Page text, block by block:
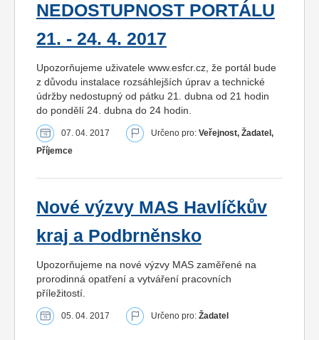
NEDOSTUPNOST PORTÁLU
21. - 24. 4. 2017
Upozorňujeme uživatele www.esfcr.cz, že portál bude
z důvodu instalace rozsáhlejších úprav a technické
údržby nedostupný od pátku 21. dubna od 21 hodin
do pondělí 24. dubna do 24 hodin.
07. 04. 2017 Určeno pro: Veřejnost, Žadatel,
Příjemce
Nové výzvy MAS Havlíčkův
kraj a Podbrněnsko
Upozorňujeme na nové výzvy MAS zaměřené na
prorodinná opatření a vytváření pracovních
příležitostí.
05. 04. 2017 Určeno pro: Žadatel